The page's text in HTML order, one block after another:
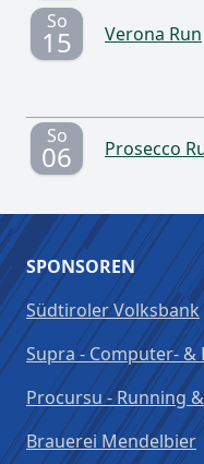
So
15 Verona Run
So
06 Prosecco
SPONSOREN
Südtiroler Volksbank
Supra - Computer- &
Procursu - Running
Brauerei Mendelbier